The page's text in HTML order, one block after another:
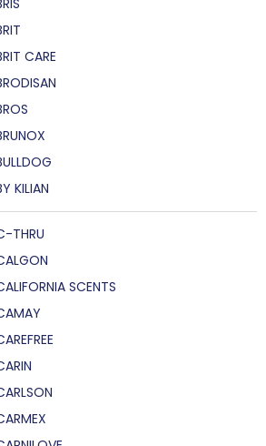
CARE
KILIAN
THRU
SCENTS